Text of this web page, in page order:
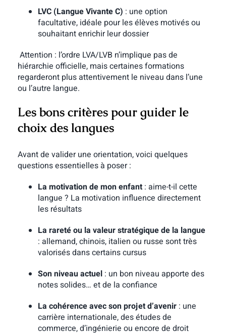
LVC (Langue Vivante C) : une option
facultative, idéale pour les élèves motivés ou
souhaitant enrichir leur dossier
Attention : l’ordre LVA/LVB n’implique pas de
hiérarchie officielle, mais certaines formations
regarderont plus attentivement le niveau dans l’une
ou l’autre langue.
Les bons critères pour guider le
choix des langues
Avant de valider une orientation, voici quelques
questions essentielles à poser :
La motivation de mon enfant: aime-t-il cette
langue ? La motivation influence directement
les résultats
La rareté ou la valeur stratégique de la langue
: allemand, chinois, italien ou russe sont très
valorisés dans certains cursus
Son niveau actuel: un bon niveau apporte des
notes solides… et de la confiance
La cohérence avec son projet d’avenir: une
carrière internationale, des études de
commerce, d’ingénierie ou encore de droit